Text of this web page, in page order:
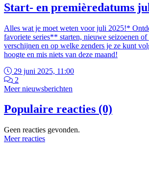
Start- en premièredatums
Alles wat je moet weten voor juli 2025!*
favoriete series** starten, nieuwe seizoenen of
verschijnen en op welke zenders je ze kunt
hoogte en mis niets van deze maand!
29 juni 2025, 11:00
2
Meer nieuwsberichten
Populaire reacties (0)
Geen reacties gevonden.
Meer reacties